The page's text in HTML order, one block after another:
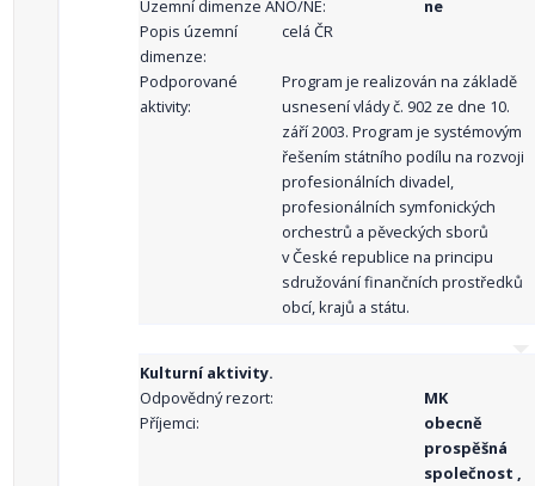
Územní dimenze ANO/NE:
ne
Popis územní
dimenze:
celá ČR
Podporované
aktivity:
Program je realizován na základě
usnesení vlády č. 902 ze dne 10.
září 2003. Program je systémovým
řešením státního podílu na rozvoji
profesionálních divadel,
profesionálních symfonických
orchestrů a pěveckých sborů
v České republice na principu
sdružování finančních prostředků
obcí, krajů a státu.
Kulturní aktivity.
Odpovědný rezort:
MK
Příjemci:
obecně
prospěšná
společnost ,